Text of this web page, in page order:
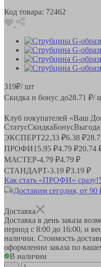
Код товара: 72462
319₽/ шт
Скидка и бонус до28.71 ₽/
Клуб покупателей «Ваш
СтатусСкидкаБонусВыгода
ЭКСПЕРТ22.33 ₽6.38 ₽
ПРОФИ15.95 ₽4.79 ₽20.74
МАСТЕР-4.79 ₽4.79 ₽
СТАНДАРТ-3.19 ₽3.19 ₽
Как стать «ПРОФИ» сразу!
Доставим сегодня, от 90
Доставка
Доставка в день заказа
период с 8:00 до 16:00, и
наличии. Стоимость
оформлении заказа по
В наличии